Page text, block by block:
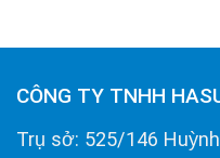
CÔNG TY TNHH
Trụ sở: 525/146